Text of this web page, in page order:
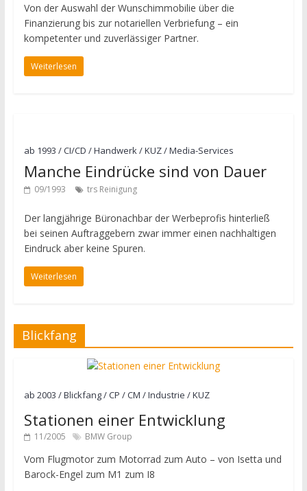
Von der Auswahl der Wunschimmobilie über die
Finanzierung bis zur notariellen Verbriefung – ein
kompetenter und zuverlässiger Partner.
Weiterlesen
ab 1993 /CI/CD /Handwerk/KUZ/Media-Services
Manche Eindrücke sind von Dauer
09/1993 trs Reinigung
Der langjährige Büronachbar der Werbeprofis hinterließ
bei seinen Auftraggebern zwar immer einen nachhaltigen
Eindruck aber keine Spuren.
Weiterlesen
Blickfang
ab 2003 /Blickfang/CP / CM /Industrie /KUZ
Stationen einer Entwicklung
11/2005 BMW Group
Vom Flugmotor zum Motorrad zum Auto – von Isetta und
Barock-Engel zum M1 zum I8